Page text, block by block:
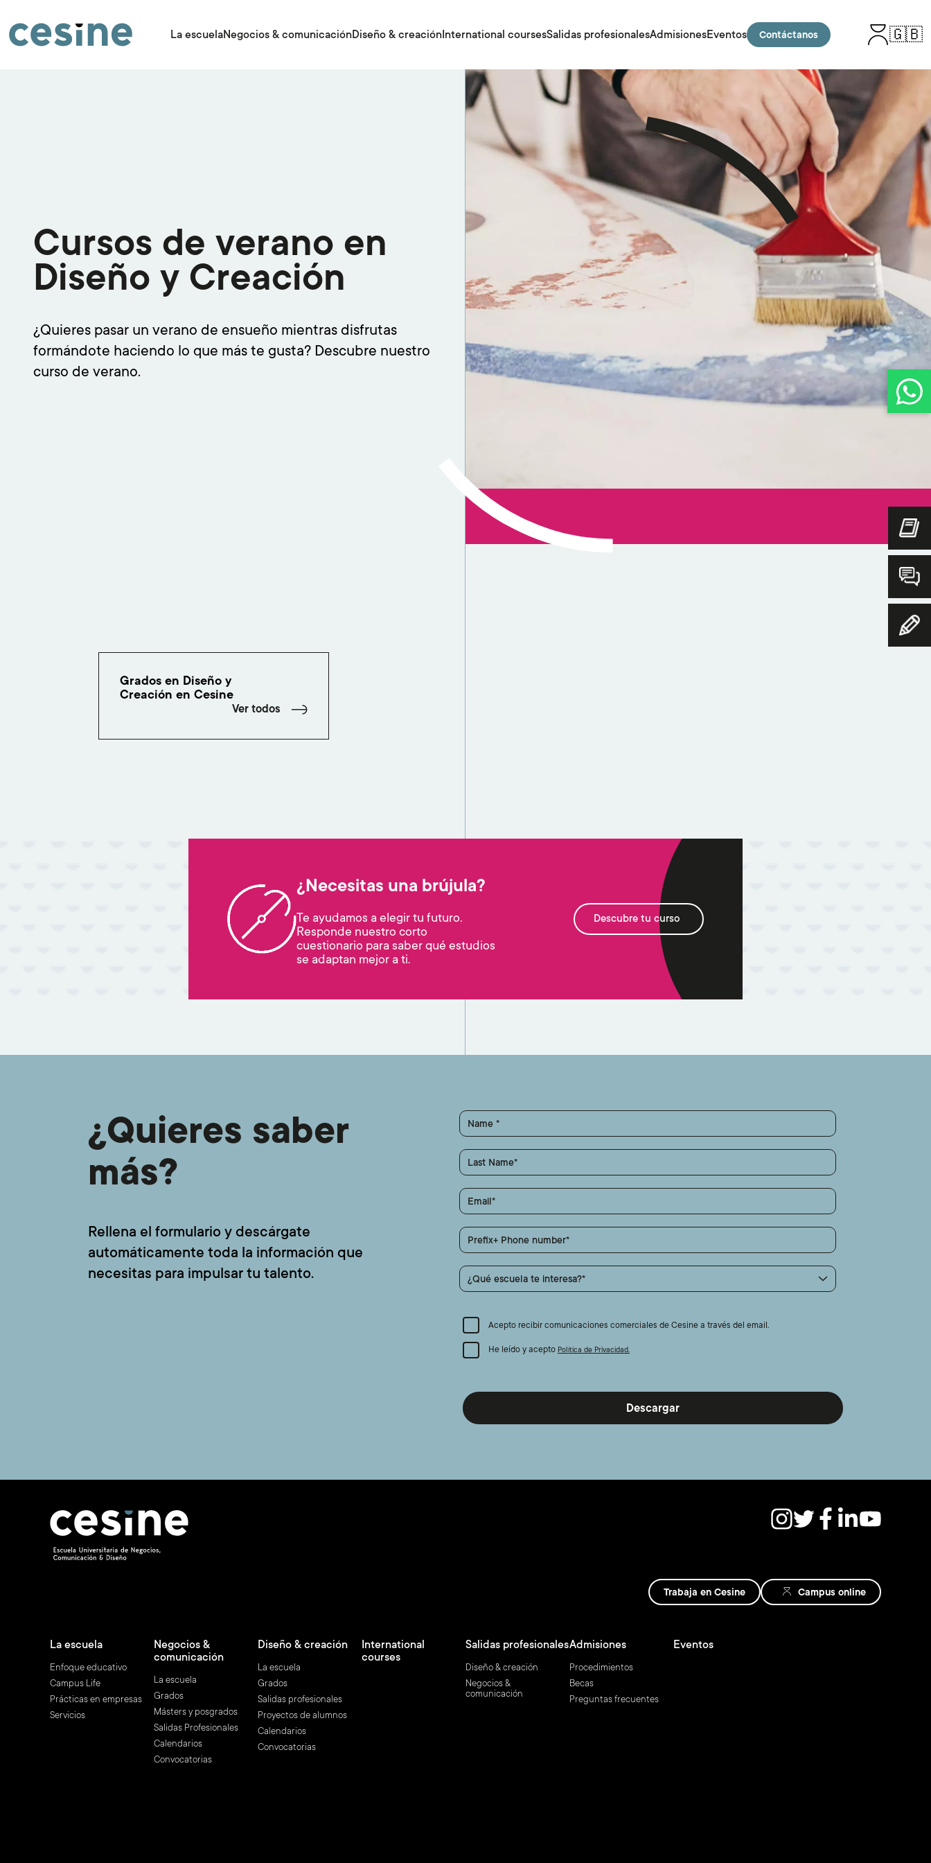
contenido
principal
La escuelaNegocios & comunicaciónDiseño & creaciónInternational coursesSalidas profesionalesAdmisionesEventos Contáctanos 🇬🇧
Cursos de verano en
Diseño y Creación
¿Quieres pasar un verano de ensueño mientras disfrutas
formándote haciendo lo que más te gusta? Descubre nuestro
curso de verano.
Grados en Diseño y
Creación en Cesine
Ver todos
¿Necesitas una brújula?
Te ayudamos a elegir tu futuro.
Responde nuestro corto
cuestionario para saber qué estudios
se adaptan mejor a ti.
Descubre tu curso
¿Quieres saber
más?
Rellena el formulario y descárgate
automáticamente toda la información que
necesitas para impulsar tu talento.
Name
Last Name
Email
Prefix+ Phone number
¿Qué escuela te interesa?
Acepto recibir comunicaciones comerciales de Cesine a través del email.
He leído y acepto Política de Privacidad.
Trabaja en Cesine Campus online
Navegación
principal
La escuela
Enfoque educativo
Campus Life
Prácticas en empresas
Servicios
Negocios &
comunicación
La escuela
Grados
Másters y posgrados
Salidas Profesionales
Calendarios
Convocatorias
Diseño & creación
La escuela
Grados
Salidas profesionales
Proyectos de alumnos
Calendarios
Convocatorias
International
courses
Salidas profesionales
Diseño & creación
Negocios &
comunicación
Admisiones
Procedimientos
Becas
Preguntas frecuentes
Eventos